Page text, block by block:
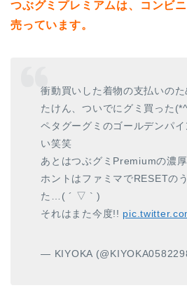
つぶグミプレミアムは、コンビ
売っています。
衝動買いした着物の支払いの
たけん、ついでにグミ買った
ペタグーグミのゴールデンパ
い笑笑
あとはつぶグミPremiumの濃
ホントはファミマでRESETの
た…( ´ ▽ ` )
それはまた今度!!
— KIYOKA